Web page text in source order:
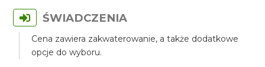
ŚWIADCZENIA
Cena zawiera zakwaterowanie, a także dodatkowe
opcje do wyboru.